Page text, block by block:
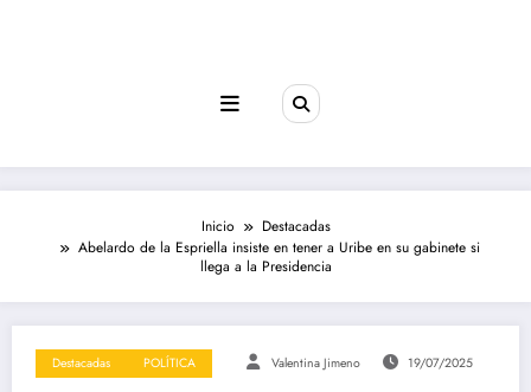
Inicio
Destacadas
Abelardo de la Espriella insiste en tener a Uribe en su gabinete si
llega a la Presidencia
Destacadas POLÍTICA Valentina Jimeno 19/07/2025